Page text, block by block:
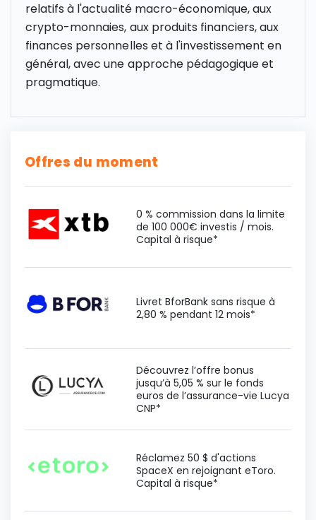
relatifs à l'actualité macro-économique, aux
crypto-monnaies, aux produits financiers, aux
finances personnelles et à l'investissement en
général, avec une approche pédagogique et
pragmatique.
Offres du moment
0 % commission dans la limite
de 100 000€ investis / mois.
Capital à risque*
Livret BforBank sans risque à
2,80 % pendant 12 mois*
Découvrez l’offre bonus
jusqu’à 5,05 % sur le fonds
euros de l’assurance-vie Lucya
CNP*
Réclamez 50 $ d'actions
SpaceX en rejoignant eToro.
Capital à risque*